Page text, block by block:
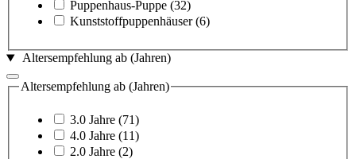
Puppenhaus-Puppe (32)
Kunststoffpuppenhäuser (6)
Altersempfehlung ab (Jahren)
Altersempfehlung ab (Jahren)
3.0 Jahre (71)
4.0 Jahre (11)
2.0 Jahre (2)